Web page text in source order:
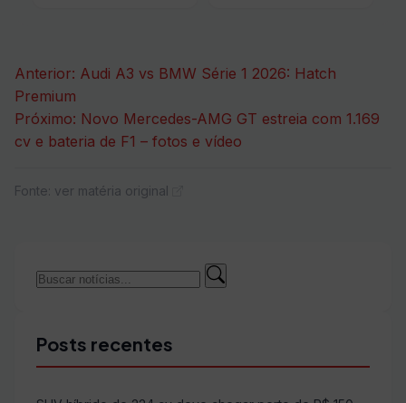
Navegação
de
Post
Anterior: Audi A3 vs BMW Série 1 2026: Hatch
Premium
Próximo: Novo Mercedes-AMG GT estreia com 1.169
cv e bateria de F1 – fotos e vídeo
Fonte: ver matéria original
Buscar
Buscar
Posts recentes